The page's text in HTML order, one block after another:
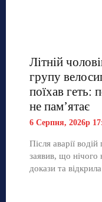
Літній
групу
поїхав геть:
не пам’ятає
6 Серпня, 2026р
Після аварії
заявив, що нічого
докази та